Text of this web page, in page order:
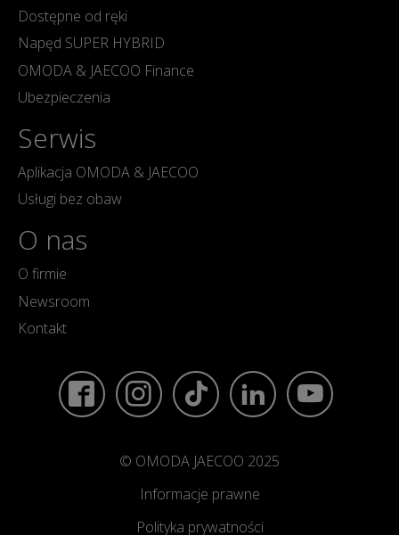
Dostępne od ręki
Napęd SUPER HYBRID
OMODA & JAECOO Finance
Ubezpieczenia
Serwis
Aplikacja OMODA & JAECOO
Usługi bez obaw
O nas
O firmie
Newsroom
Kontakt
© OMODA JAECOO 2025
Informacje prawne
Polityka prywatności